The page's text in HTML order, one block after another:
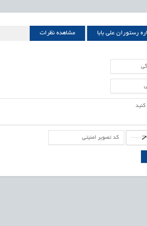
بابا مشاهده نظرات